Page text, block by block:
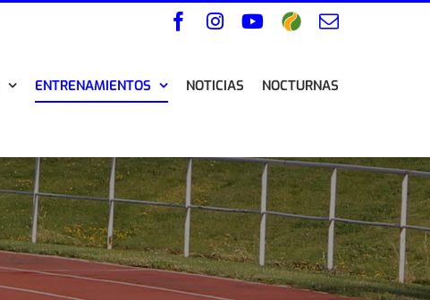
Facebook
Instagram
YouTube
WikilocCorreo
ENTRENAMIENTOS NOTICIAS NOCTURNAS